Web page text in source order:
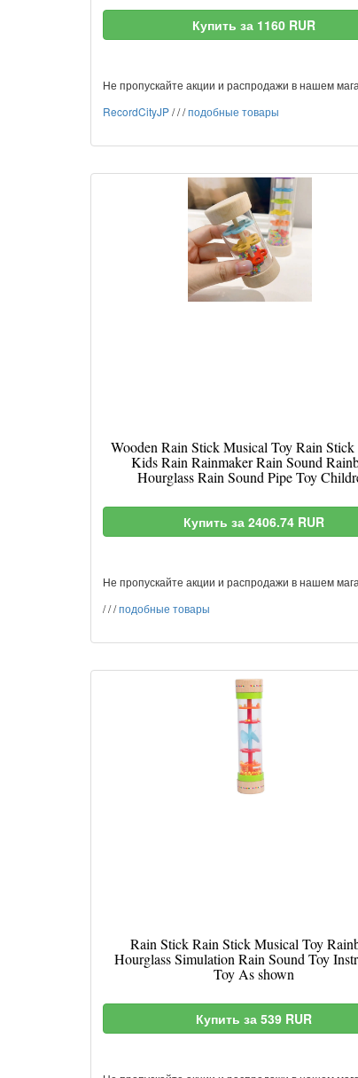
Купить за 1160 RUR
Не пропускайте акции и распродажи в нашем
RecordCityJP///подобные товары
Wooden Rain Stick Musical Toy Rain Stick
Kids Rain Rainmaker Rain Sound
Hourglass Rain Sound Pipe Toy
Купить за 2406.74 RUR
Не пропускайте акции и распродажи в нашем
///подобные товары
Rain Stick Rain Stick Musical Toy
Hourglass Simulation Rain Sound Toy
Toy As shown
Купить за 539 RUR